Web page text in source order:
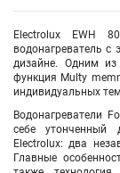
Electrolux EWH
водонагреватель
дизайне. Одним
функция Multy
индивидуальных
Водонагреватели
себе утонченный
Electrolux: два
Главные